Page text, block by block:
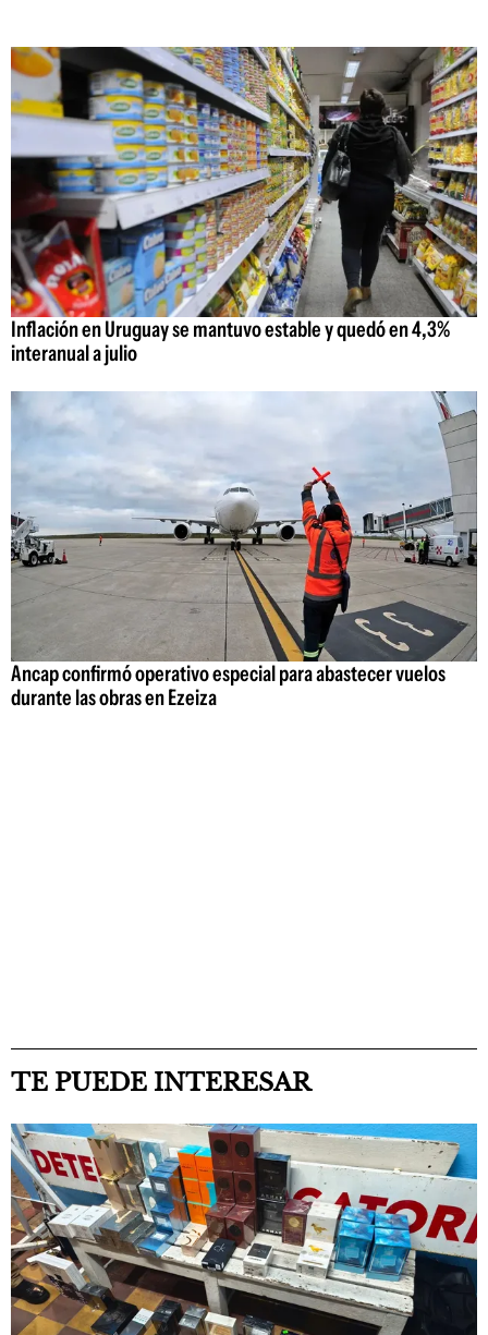
Inflación en Uruguay se mantuvo estable y quedó en 4,3%
interanual a julio
Ancap confirmó operativo especial para abastecer vuelos
durante las obras en Ezeiza
TE PUEDE INTERESAR